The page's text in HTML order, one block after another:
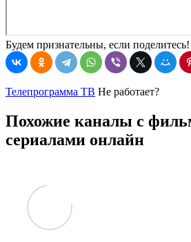
Будем признательны, если поделитесь!
Телепрограмма ТВ Не работает?
Похожие каналы с
сериалами онлайн